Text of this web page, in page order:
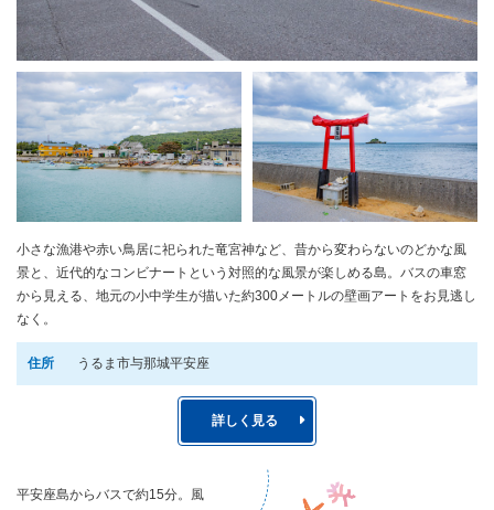
小さな漁港や赤い鳥居に祀られた竜宮神など、昔から変わらないのどかな風
景と、近代的なコンビナートという対照的な風景が楽しめる島。バスの車窓
から見える、地元の小中学生が描いた約300メートルの壁画アートをお見逃し
なく。
住所 うるま市与那城平安座
詳しく見る
平安座島からバスで約15分。風